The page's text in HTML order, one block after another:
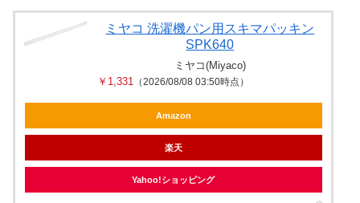
ミヤコ 洗濯機パン用スキマパッキン
SPK640
ミヤコ(Miyaco)
￥1,331 （2026/08/08 03:50時点）
Amazon
楽天
Yahoo!ショッピング